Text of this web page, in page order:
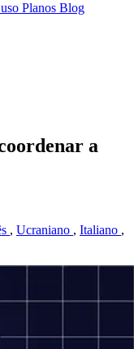
Planos Blog
a
, Ucraniano , Italiano ,